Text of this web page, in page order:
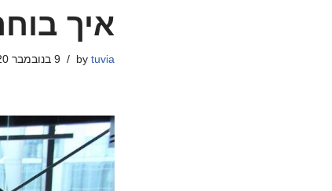
איך
by tuvia 9 בנובמבר 2020